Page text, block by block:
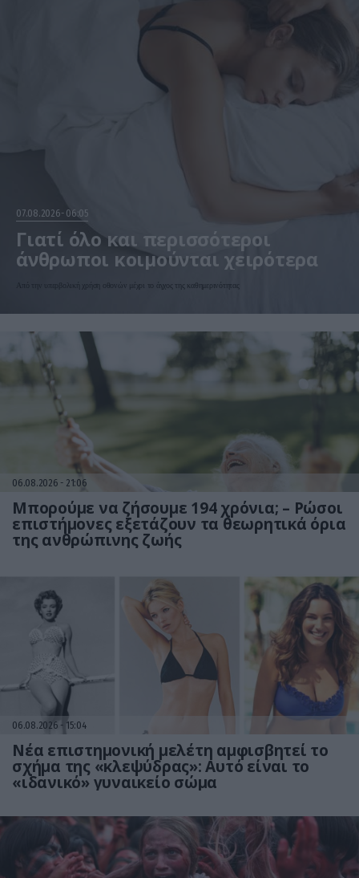
07.08.2026 06:05
Γιατί όλο και περισσότεροι
άνθρωποι κοιμούνται χειρότερα
Από την υπερβολική χρήση οθονών μέχρι το άγχος της καθημερινότητας
06.08.2026 21:06
Μπορούμε να ζήσουμε 194 χρόνια; – Ρώσοι
επιστήμονες εξετάζουν τα θεωρητικά όρια
της ανθρώπινης ζωής
06.08.2026 15:04
Νέα επιστημονική μελέτη αμφισβητεί το
σχήμα της «κλεψύδρας»: Αυτό είναι το
«ιδανικό» γυναικείο σώμα